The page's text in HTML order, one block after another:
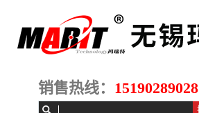
销售热线： 15190289028